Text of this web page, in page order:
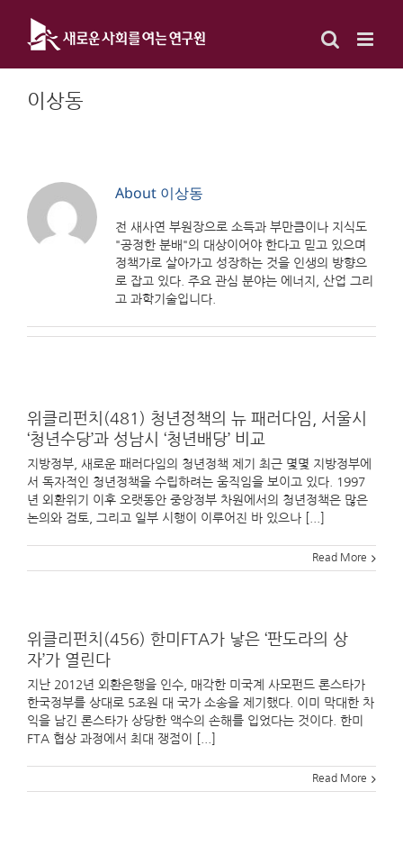
content
이상동
About 이상동
전 새사연 부원장으로 소득과 부만큼이나 지식도
"공정한 분배"의 대상이어야 한다고 믿고 있으며
정책가로 살아가고 성장하는 것을 인생의 방향으
로 잡고 있다. 주요 관심 분야는 에너지, 산업 그리
고 과학기술입니다.
위클리펀치(481) 청년정책의 뉴 패러다임, 서울시
‘청년수당’과 성남시 ‘청년배당’ 비교
지방정부, 새로운 패러다임의 청년정책 제기 최근 몇몇 지방정부에
서 독자적인 청년정책을 수립하려는 움직임을 보이고 있다. 1997
년 외환위기 이후 오랫동안 중앙정부 차원에서의 청년정책은 많은
논의와 검토, 그리고 일부 시행이 이루어진 바 있으나 [...]
Read More
위클리펀치(456) 한미FTA가 낳은 ‘판도라의 상
자’가 열린다
지난 2012년 외환은행을 인수, 매각한 미국계 사모펀드 론스타가
한국정부를 상대로 5조원 대 국가 소송을 제기했다. 이미 막대한 차
익을 남긴 론스타가 상당한 액수의 손해를 입었다는 것이다. 한미
FTA 협상 과정에서 최대 쟁점이 [...]
Read More